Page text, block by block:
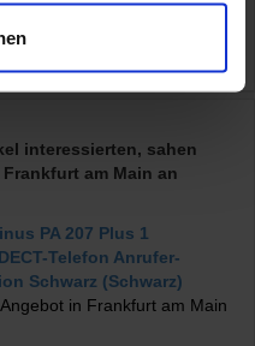
interessierten, sahen
am Main an
PA 207 Plus 1
Telefon Anrufer-
Schwarz (Schwarz)
in Frankfurt am Main